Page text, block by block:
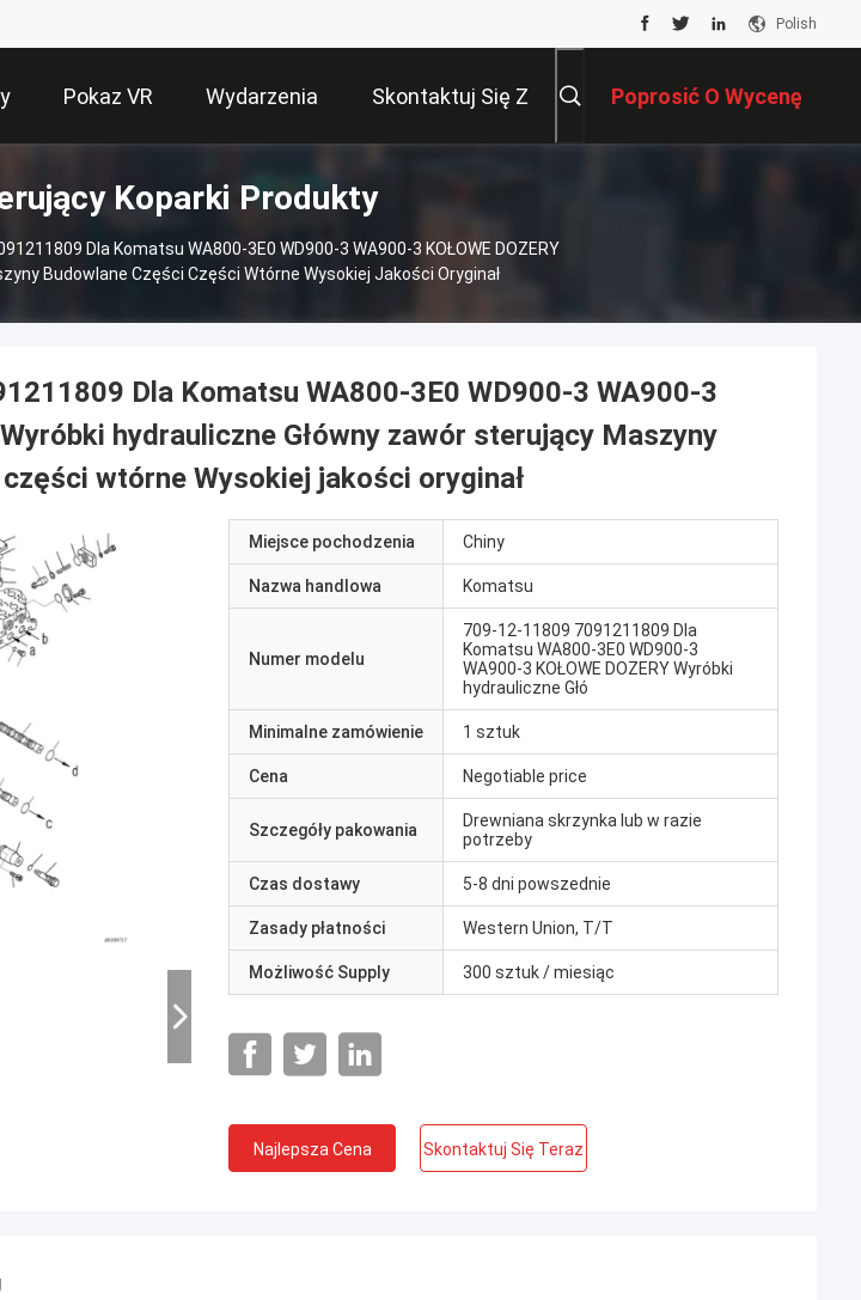
Polish
Pokaz VR Wydarzenia Skontaktuj Się Z Poprosić O Wycenę
Koparki Produkty
Dla Komatsu WA800-3E0 WD900-3 WA900-3 KOŁOWE DOZERY
Budowlane Części Części Wtórne Wysokiej Jakości Oryginał
Dla Komatsu WA800-3E0 WD900-3 WA900-3
Wyróbki hydrauliczne Główny zawór sterujący Maszyny
wtórne Wysokiej jakości oryginał
Miejsce pochodzenia Chiny
Nazwa handlowa Komatsu
Numer modelu
709-12-11809 7091211809 Dla
Komatsu WA800-3E0 WD900-3
WA900-3 KOŁOWE DOZERY Wyróbki
hydrauliczne Głó
Minimalne zamówienie 1 sztuk
Cena Negotiable price
Szczegóły pakowania
Drewniana skrzynka lub w razie
potrzeby
Czas dostawy 5-8 dni powszednie
Zasady płatności Western Union, T/T
Możliwość Supply 300 sztuk / miesiąc
Najlepsza Cena Skontaktuj Się Teraz